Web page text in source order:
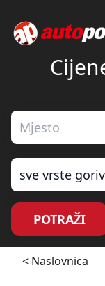
sve vrste
POTRAŽI
< Naslovnica